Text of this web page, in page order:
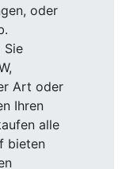
oder
Sie
Art oder
Ihren
alle
bieten